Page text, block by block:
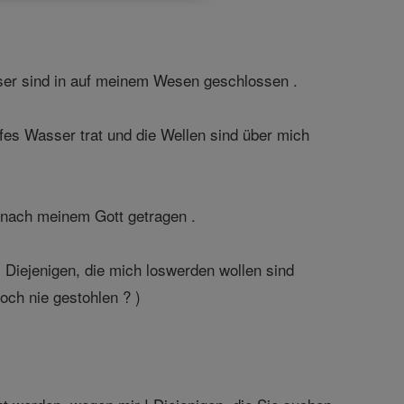
sind in auf meinem Wesen geschlossen .
Wasser trat und die Wellen sind über mich
meinem Gott getragen .
die mich loswerden wollen sind
nie gestohlen ? )